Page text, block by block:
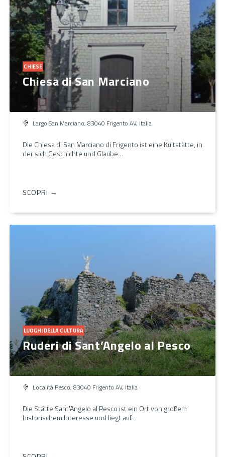
CHIESE
Chiesa di San Marciano
Largo San Marciano, 83040 Frigento AV, Italia
Die Chiesa di San Marciano di Frigento ist eine Kultstätte, in
der sich Geschichte und Glaube…
SCOPRI →
LUOGHI DELLA CULTURA
Ruderi di Sant’Angelo al Pesco
Località Pesco, 83040 Frigento AV, Italia
Die Stätte Sant'Angelo al Pesco ist ein Ort von großem
historischem Interesse und liegt auf…